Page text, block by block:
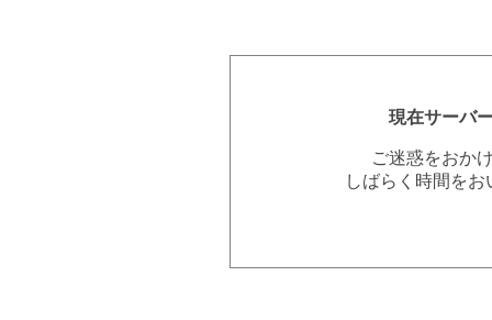
現在サーバ
ご迷惑をおか
しばらく時間を